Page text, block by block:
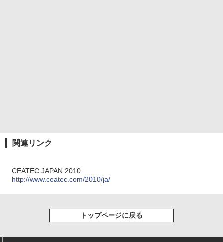
関連リンク
CEATEC JAPAN 2010
http://www.ceatec.com/2010/ja/
トップページに戻る